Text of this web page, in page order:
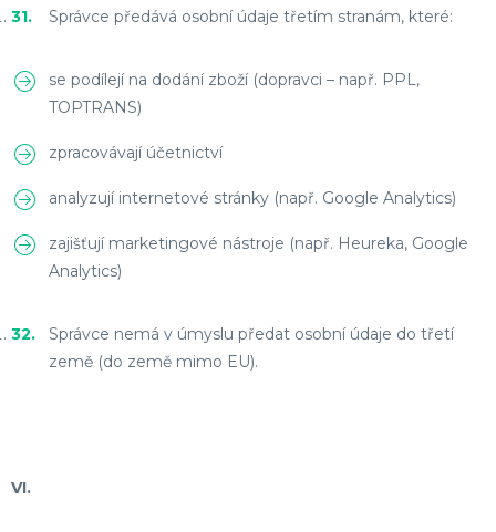
Správce předává osobní údaje třetím stranám, které:
se podílejí na dodání zboží (dopravci – např. PPL,
TOPTRANS)
zpracovávají účetnictví
analyzují internetové stránky (např. Google Analytics)
zajišťují marketingové nástroje (např. Heureka, Google
Analytics)
Správce nemá v úmyslu předat osobní údaje do třetí
země (do země mimo EU).
VI.